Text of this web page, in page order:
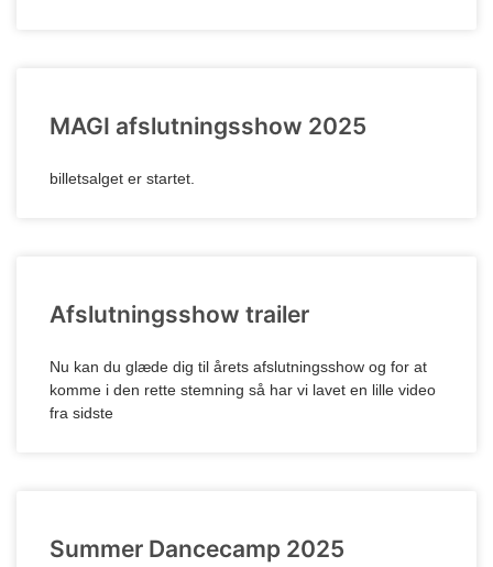
MAGI afslutningsshow 2025
billetsalget er startet.
Afslutningsshow trailer
Nu kan du glæde dig til årets afslutningsshow og for at
komme i den rette stemning så har vi lavet en lille video
fra sidste
Summer Dancecamp 2025